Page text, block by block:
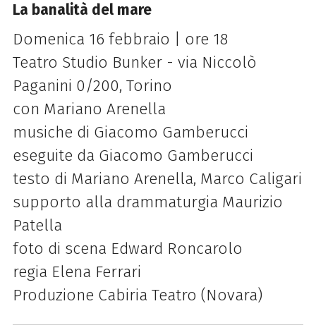
La banalità del mare
Domenica 16 febbraio | ore 18
Teatro Studio Bunker - via Niccolò
Paganini 0/200, Torino
con Mariano Arenella
musiche di Giacomo Gamberucci
eseguite da Giacomo Gamberucci
testo di Mariano Arenella, Marco Caligari
supporto alla drammaturgia Maurizio
Patella
foto di scena Edward Roncarolo
regia Elena Ferrari
Produzione Cabiria Teatro (Novara)